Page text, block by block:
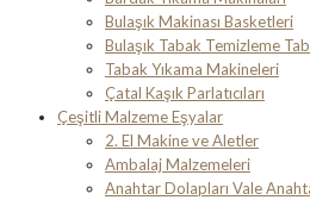
Bulaşık Makinası Basketleri
Bulaşık Tabak Temizleme
Tabak Yıkama Makineleri
Çatal Kaşık Parlatıcıları
Çeşitli Malzeme Eşyalar
2. El Makine ve Aletler
Ambalaj Malzemeleri
Anahtar Dolapları Vale